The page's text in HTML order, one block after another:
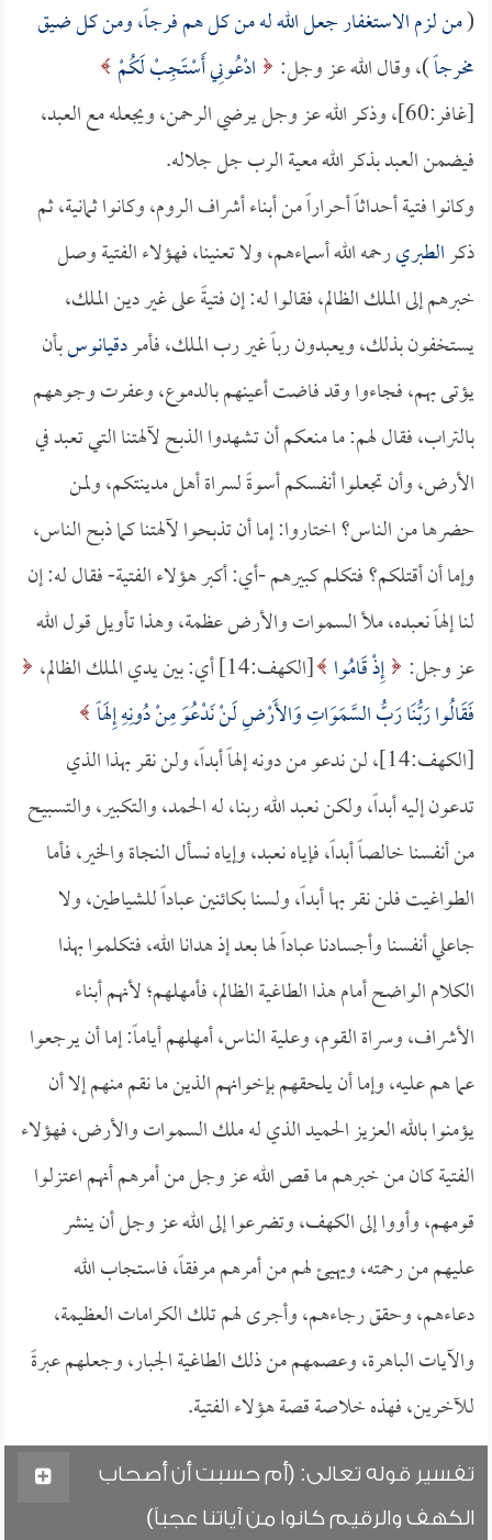
(من لزم الاستغفار جعل الله له من كل هم فرجاً، ومن كل ضيق
مخرجاً)، وقال الله عز وجل:
ادْعُونِي أَسْتَجِبْ لَكُمْ
[غافر:60]، وذكر الله عز وجل يرضي الرحمن، ويجعله مع العبد،
فيضمن العبد بذكر الله معية الرب جل جلاله.
وكانوا فتية أحداثاً أحراراً من أبناء أشراف الروم، وكانوا ثمانية، ثم
ذكرالطبريرحمه الله أسماءهم، ولا تعنينا، فهؤلاء الفتية وصل
خبرهم إلى الملك الظالم، فقالوا له: إن فتيةً على غير دين الملك،
يستخفون بذلك، ويعبدون رباً غير رب الملك، فأمردقيانوسبأن
يؤتى بهم، فجاءوا وقد فاضت أعينهم بالدموع، وعفرت وجوههم
بالتراب، فقال لهم: ما منعكم أن تشهدوا الذبح لآلهتنا التي تعبد في
الأرض، وأن تجعلوا أنفسكم أسوةً لسراة أهل مدينتكم، ولمن
حضرها من الناس؟ اختاروا: إما أن تذبحوا لآلهتنا كما ذبح الناس،
وإما أن أقتلكم؟ فتكلم كبيرهم -أي: أكبر هؤلاء الفتية- فقال له: إن
لنا إلهاً نعبده، ملأ السموات والأرض عظمة، وهذا تأويل قول الله
عز وجل: إِذْ قَامُوا [الكهف:14] أي: بين يدي الملك الظالم،
فَقَالُوا رَبُّنَا رَبُّ السَّمَوَاتِ وَالأَرْضِ لَنْ نَدْعُوَ مِنْ دُونِهِ إِلَهاً
[الكهف:14]، لن ندعو من دونه إلهاً أبداً، ولن نقر بهذا الذي
تدعون إليه أبداً، ولكن نعبد الله ربنا، له الحمد، والتكبير، والتسبيح
من أنفسنا خالصاً أبداً، فإياه نعبد، وإياه نسأل النجاة والخير، فأما
الطواغيت فلن نقر بها أبداً، ولسنا بكائنين عباداً للشياطين، ولا
جاعلي أنفسنا وأجسادنا عباداً لها بعد إذ هدانا الله، فتكلموا بهذا
الكلام الواضح أمام هذا الطاغية الظالم، فأمهلهم؛ لأنهم أبناء
الأشراف، وسراة القوم، وعلية الناس، أمهلهم أياماً: إما أن يرجعوا
عما هم عليه، وإما أن يلحقهم بإخوانهم الذين ما نقم منهم إلا أن
يؤمنوا بالله العزيز الحميد الذي له ملك السموات والأرض، فهؤلاء
الفتية كان من خبرهم ما قص الله عز وجل من أمرهم أنهم اعتزلوا
قومهم، وأووا إلى الكهف، وتضرعوا إلى الله عز وجل أن ينشر
عليهم من رحمته، ويهيئ لهم من أمرهم مرفقاً، فاستجاب الله
دعاءهم، وحقق رجاءهم، وأجرى لهم تلك الكرامات العظيمة،
والآيات الباهرة، وعصمهم من ذلك الطاغية الجبار، وجعلهم عبرةً
للآخرين، فهذه خلاصة قصة هؤلاء الفتية.
تفسير قوله تعالى: (أم حسبت أن أصحاب
الكهف والرقيم كانوا من آياتنا عجباً)